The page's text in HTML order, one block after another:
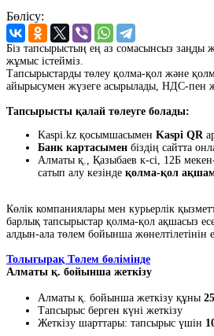
Бөлісу:
Біз тапсырыстың ең аз сомасынсыз заңды
жұмыс істейміз.
Тапсырыстарды төлеу қолма-қол және
айырысумен жүзеге асырылады, НДС-пен
Тапсырысты қалай төлеуге болады:
Kaspi.kz қосымшасымен Kaspi QR
Банк картасымен біздің сайтта
Алматы қ., Қазыбаев к-сі, 12Б
сатып алу кезінде қолма-қол
Көлік компаниялары мен курьерлік
барлық тапсырыстар қолма-қол ақшасыз
алдын-ала төлем бойынша жөнелтілетінін
Толығырақ Төлем бөлімінде
Алматы қ. бойынша жеткізу
Алматы қ. бойынша жеткізу құны
Тапсырыс берген күні жеткізу
Жеткізу шарттары: тапсырыс үшін